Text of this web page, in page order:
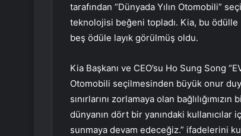
tarafından “Dünyada Yılın Otomobili”
teknolojisi beğeni topladı. Kia, bu ödülle
beş ödüle layık görülmüş oldu.
Kia Başkanı ve CEO’su Ho Sung Song
Otomobili seçilmesinden büyük onur
sınırlarını zorlamaya olan
dünyanın dört bir yanındaki
sunmaya devam edeceğiz.” ifadelerini